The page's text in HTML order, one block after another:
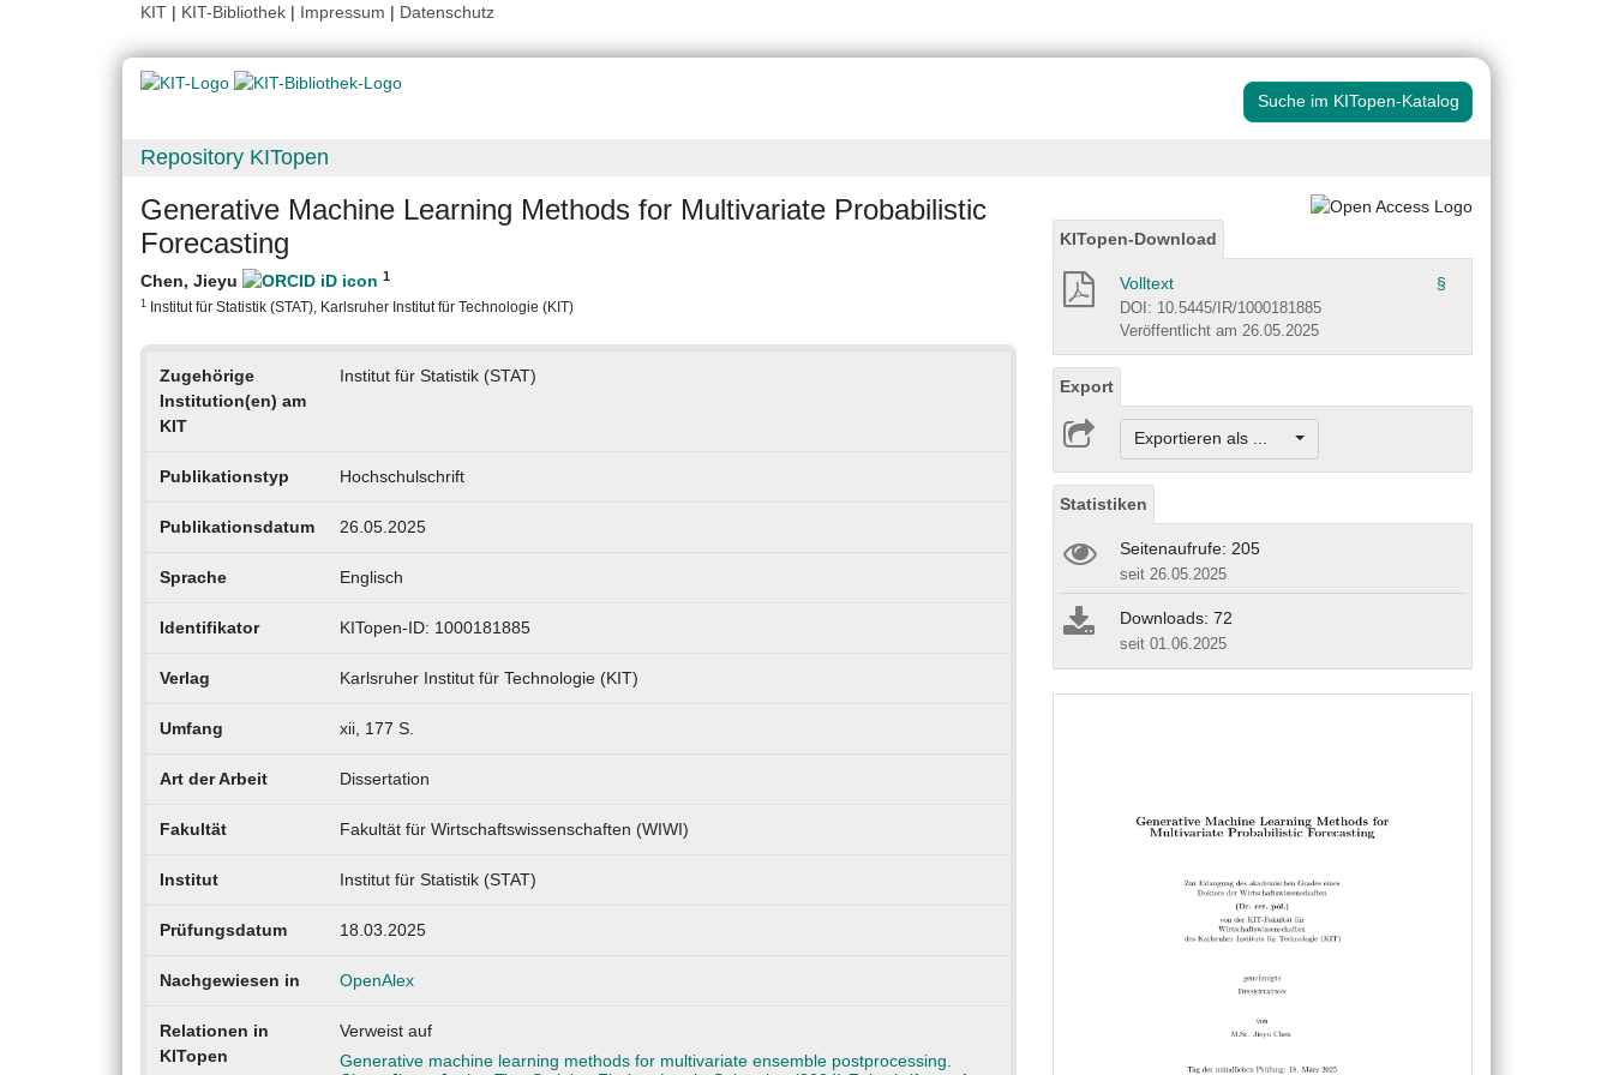
KIT | KIT-Bibliothek | Impressum | Datenschutz
Suche im KITopen-Katalog
Repository KITopen
Generative Machine Learning Methods for Multivariate Probabilistic
Forecasting
Chen, Jieyu 1
1 Institut für Statistik (STAT), Karlsruher Institut für Technologie (KIT)
Zugehörige
Institution(en) am
KIT
Institut für Statistik (STAT)
Publikationstyp Hochschulschrift
Publikationsdatum 26.05.2025
Sprache Englisch
Identifikator KITopen-ID: 1000181885
Verlag Karlsruher Institut für Technologie (KIT)
Umfang xii, 177 S.
Art der Arbeit Dissertation
Fakultät Fakultät für Wirtschaftswissenschaften (WIWI)
Institut Institut für Statistik (STAT)
Prüfungsdatum 18.03.2025
Nachgewiesen in OpenAlex
Relationen in
KITopen
Verweist auf
Generative machine learning methods for multivariate ensemble postprocessing.
KITopen-Download
Volltext §
DOI: 10.5445/IR/1000181885
Veröffentlicht am 26.05.2025
Export
Exportieren als ...
Statistiken
Seitenaufrufe: 205
seit 26.05.2025
Downloads: 72
seit 01.06.2025